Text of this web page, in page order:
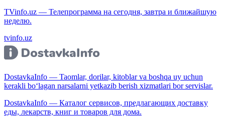
TVinfo.uz — Телепрограмма на сегодня, завтра и ближайшую
неделю.
tvinfo.uz
DostavkaInfo — Taomlar, dorilar, kitoblar va boshqa uy uchun
kerakli bo‘lagan narsalarni yetkazib berish xizmatlari bor servislar.
DostavkaInfo — Каталог сервисов, предлагающих доставку
еды, лекарств, книг и товаров для дома.